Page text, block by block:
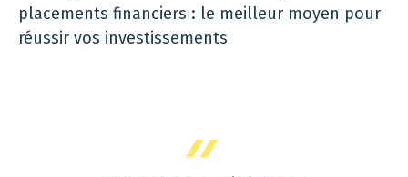
placements financiers : le meilleur moyen pour
réussir vos investissements